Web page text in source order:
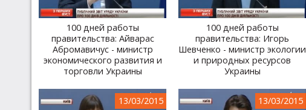
100 дней работы
правительства: Айварас
Абромавичус - министр
экономического развития и
торговли Украины
100 дней работы
правительства: Игорь
Шевченко - министр экологии
и природных ресурсов
Украины
13/03/2015 13/03/2015